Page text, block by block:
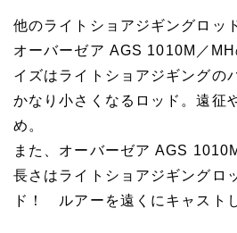
他のライトショアジギングロッ
オーバーゼア AGS 1010M／
イズはライトショアジギングの
かなり小さくなるロッド。遠征
め。
また、オーバーゼア AGS
長さはライトショアジギングロ
ド！ ルアーを遠くにキャスト